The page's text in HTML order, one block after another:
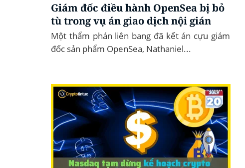
Giám đốc điều hành OpenSea bị bỏ
tù trong vụ án giao dịch nội gián
Một thẩm phán liên bang đã kết án cựu giám
đốc sản phẩm OpenSea, Nathaniel...